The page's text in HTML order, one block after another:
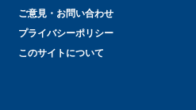
ご意見・お問い合わせ
プライバシーポリシー
このサイトについて